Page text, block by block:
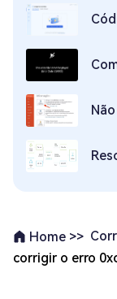
Código
Como
Não É
Home >>
corrigir o erro